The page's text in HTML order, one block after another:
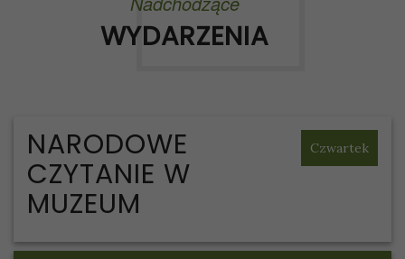
WYDARZENIA
Czwartek
NARODOWE
CZYTANIE W
MUZEUM